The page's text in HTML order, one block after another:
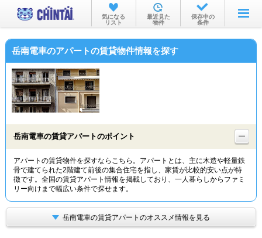
お部屋を探す
沿線・駅から
物件特集から
TOP
気になる
リスト
最近見た
物件
保存中の
条件
岳南電車のアパートの賃貸物件情報を探す
岳南電車の賃貸アパートのポイント
アパートの賃貸物件を探すならこちら。アパートとは、主に木造や軽量鉄
骨で建てられた2階建て前後の集合住宅を指し、家賃が比較的安い点が特
徴です。全国の賃貸アパート情報を掲載しており、一人暮らしからファミ
リー向けまで幅広い条件で探せます。
岳南電車の賃貸アパートのオススメ情報を見る